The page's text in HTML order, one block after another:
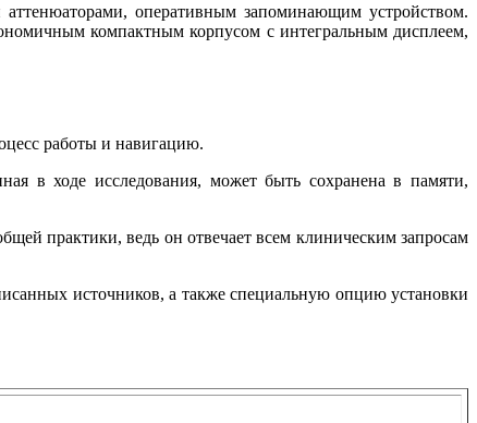
оперативным запоминающим устройством.
компактным корпусом с интегральным дисплеем,
работы и навигацию.
в ходе исследования, может быть сохранена в памяти,
практики, ведь он отвечает всем клиническим запросам
источников, а также специальную опцию установки